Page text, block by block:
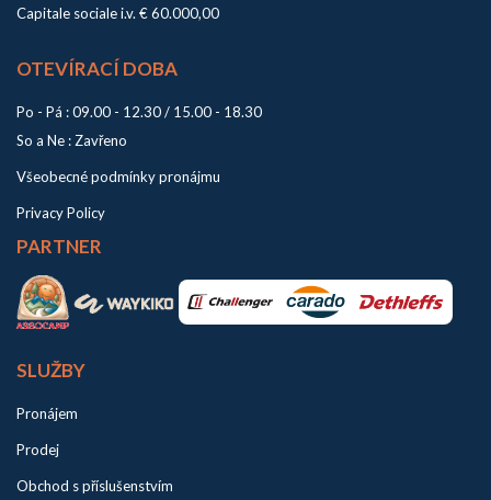
Capitale sociale i.v. € 60.000,00
OTEVÍRACÍ DOBA
Po - Pá : 09.00 - 12.30 / 15.00 - 18.30
So a Ne : Zavřeno
Všeobecné podmínky pronájmu
Privacy Policy
PARTNER
SLUŽBY
Pronájem
Prodej
Obchod s příslušenstvím